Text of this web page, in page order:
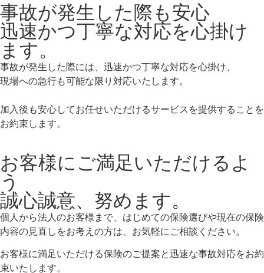
事故が発生した際も安心
迅速かつ丁寧な対応を心掛け
ます。
事故が発生した際には、迅速かつ丁寧な対応を心掛け、
現場への急行も可能な限り対応いたします。
加入後も安心してお任せいただけるサービスを提供することを
お約束します。
お客様にご満足いただけるよ
う
誠心誠意、努めます。
個人から法人のお客様まで、はじめての保険選びや現在の保険
内容の見直しをお考えの方は、お気軽にご相談ください。
お客様に満足いただける保険のご提案と迅速な事故対応をお約
束いたします。